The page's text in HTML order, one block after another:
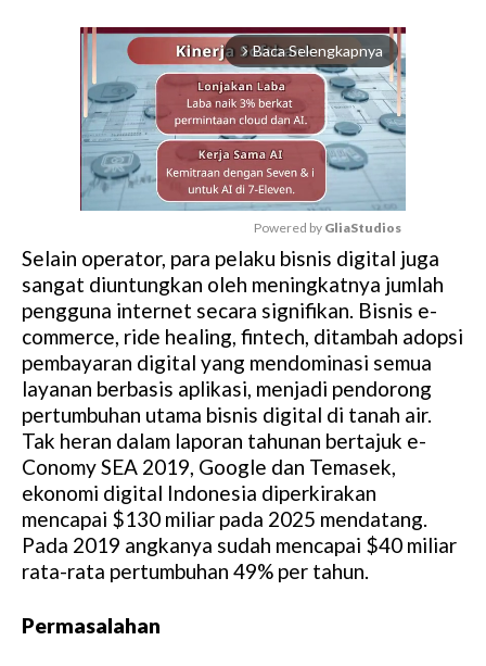
arrow_forward_ios Baca Selengkapnya
M
u
t
e
Powered by GliaStudios
Selain operator, para pelaku bisnis digital juga
sangat diuntungkan oleh meningkatnya jumlah
pengguna internet secara signifikan. Bisnis e-
commerce, ride healing, fintech, ditambah adopsi
pembayaran digital yang mendominasi semua
layanan berbasis aplikasi, menjadi pendorong
pertumbuhan utama bisnis digital di tanah air.
Tak heran dalam laporan tahunan bertajuk e-
Conomy SEA 2019, Google dan Temasek,
ekonomi digital Indonesia diperkirakan
mencapai $130 miliar pada 2025 mendatang.
Pada 2019 angkanya sudah mencapai $40 miliar
rata-rata pertumbuhan 49% per tahun.
Permasalahan